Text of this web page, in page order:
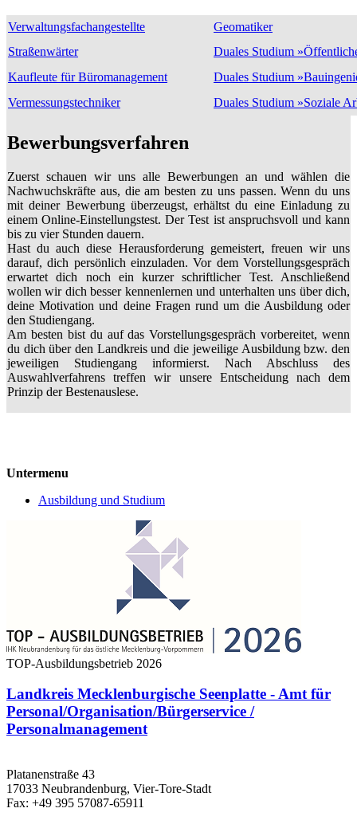
Verwaltungsfachangestellte
Geomatiker
Straßenwärter
Duales Studium
Kaufleute für Büromanagement
Duales Studium
Vermessungstechniker
Duales Studium »Soziale
Bewerbungsverfahren
Zuerst schauen wir uns alle Bewerbungen an und wählen die
Nachwuchskräfte aus, die am besten zu uns passen. Wenn du uns
mit deiner Bewerbung überzeugst, erhältst du eine Einladung zu
einem Online-Einstellungstest. Der Test ist anspruchsvoll und kann
bis zu vier Stunden dauern.
Hast du auch diese Herausforderung gemeistert, freuen wir uns
darauf, dich persönlich einzuladen. Vor dem Vorstellungsgespräch
erwartet dich noch ein kurzer schriftlicher Test. Anschließend
wollen wir dich besser kennenlernen und unterhalten uns über dich,
deine Motivation und deine Fragen rund um die Ausbildung oder
den Studiengang.
Am besten bist du auf das Vorstellungsgespräch vorbereitet, wenn
du dich über den Landkreis und die jeweilige Ausbildung bzw. den
jeweiligen Studiengang informierst. Nach Abschluss des
Auswahlverfahrens treffen wir unsere Entscheidung nach dem
Prinzip der Bestenauslese.
Untermenu
Ausbildung und Studium
TOP-Ausbildungsbetrieb 2026
Landkreis Mecklenburgische Seenplatte - Amt für
Personal/Organisation/Bürgerservice /
Personalmanagement
Platanenstraße 43
17033 Neubrandenburg, Vier-Tore-Stadt
Fax: +49 395 57087-65911